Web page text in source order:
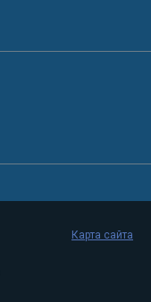
Карта сайта